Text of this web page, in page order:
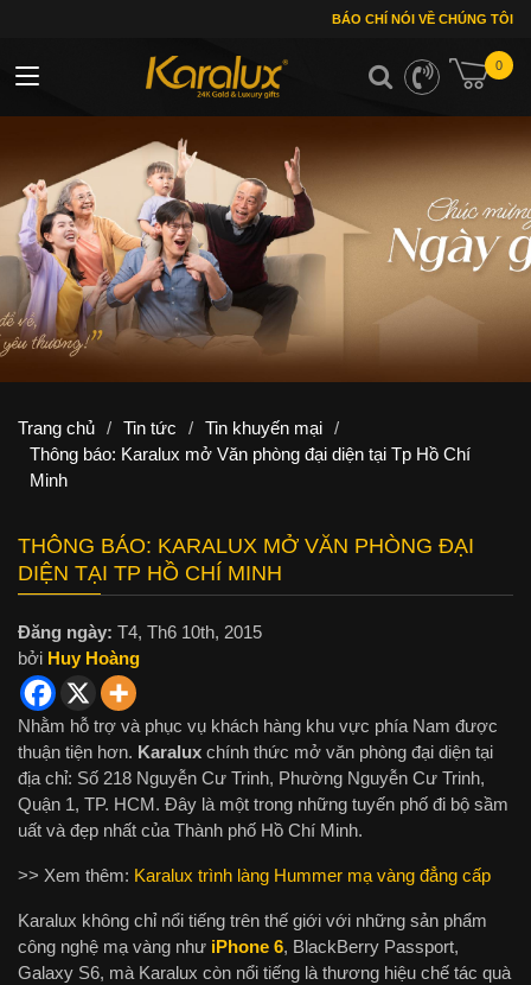
BÁO CHÍ NÓI VỀ CHÚNG TÔI
0
Toggle navigation
Trang chủ / Tin tức / Tin khuyến mại /
Thông báo: Karalux mở Văn phòng đại diện tại Tp Hồ Chí
Minh
THÔNG BÁO: KARALUX MỞ VĂN PHÒNG ĐẠI
DIỆN TẠI TP HỒ CHÍ MINH
Đăng ngày: T4, Th6 10th, 2015
bởi Huy Hoàng
Nhằm hỗ trợ và phục vụ khách hàng khu vực phía Nam được
thuận tiện hơn. Karalux chính thức mở văn phòng đại diện tại
địa chỉ: Số 218 Nguyễn Cư Trinh, Phường Nguyễn Cư Trinh,
Quận 1, TP. HCM. Đây là một trong những tuyến phố đi bộ sầm
uất và đẹp nhất của Thành phố Hồ Chí Minh.
>> Xem thêm: Karalux trình làng Hummer mạ vàng đẳng cấp
Karalux không chỉ nổi tiếng trên thế giới với những sản phẩm
công nghệ mạ vàng như iPhone 6, BlackBerry Passport,
Galaxy S6, mà Karalux còn nổi tiếng là thương hiệu chế tác quà